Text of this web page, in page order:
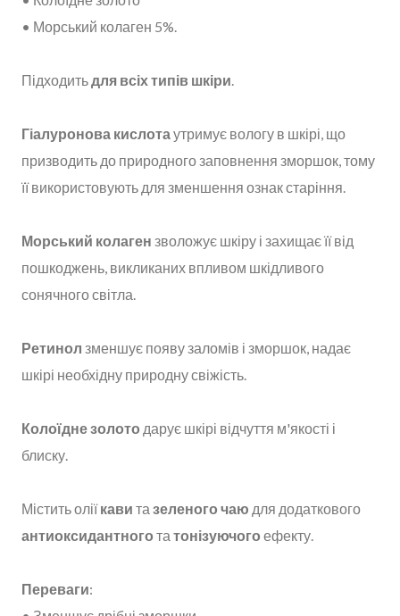
• Морський колаген 5%.
Підходить для всіх типів шкіри
Гіалуронова кислота утримує вологу в шкірі, що
призводить до природного заповнення зморшок, тому
її використовують для зменшення ознак старіння.
Морський колаген зволожує шкіру і захищає її від
пошкоджень, викликаних впливом шкідливого
сонячного світла.
Ретинол зменшує появу заломів і зморшок, надає
шкірі необхідну природну свіжість.
Колоїдне золото дарує шкірі відчуття м'якості і
блиску.
Містить оліїкави та зеленого чаю для додаткового
антиоксидантного та тонізуючого ефекту.
Переваги: